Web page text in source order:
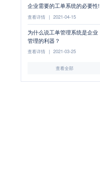
企业需要的工单系统的必要性!
查看详情 | 2021-04-15
为什么说工单管理系统是企业
管理的利器？
查看详情 | 2021-03-25
查看全部